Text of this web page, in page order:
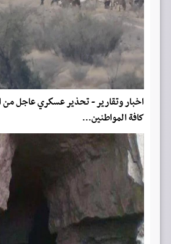
اخبار وتقارير - تحذير عسكري عاجل من
كافة المواطنين...